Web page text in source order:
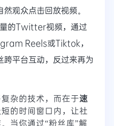
观众点击回放视频。
的Twitter视频，通过
Reels或Tiktok，
跨平台互动，反过来再为
杂的技术，而在于速
的时间窗口内，让社
当你通过“粉丝库”解